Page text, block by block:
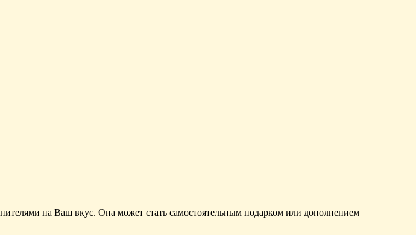
на Ваш вкус. Она может стать самостоятельным подарком или дополнением